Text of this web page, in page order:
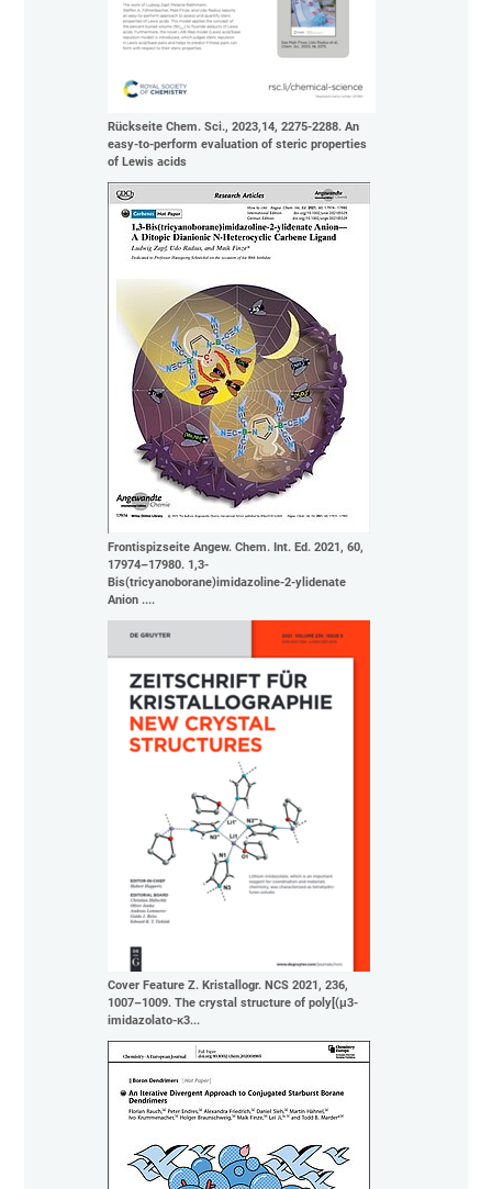
Rückseite Chem. Sci., 2023,14, 2275-2288. An
easy-to-perform evaluation of steric properties
of Lewis acids
Frontispizseite Angew. Chem. Int. Ed. 2021, 60,
17974–17980. 1,3-
Bis(tricyanoborane)imidazoline-2-ylidenate
Anion ....
Cover Feature Z. Kristallogr. NCS 2021, 236,
1007–1009. The crystal structure of poly[(μ3-
imidazolato-κ3...